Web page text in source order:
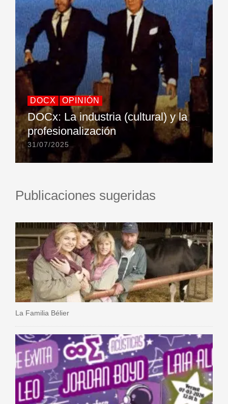
DOCX OPINIÓN
DOCx: La industria (cultural) y la
profesionalización
31/07/2025
Publicaciones sugeridas
La Familia Bélier